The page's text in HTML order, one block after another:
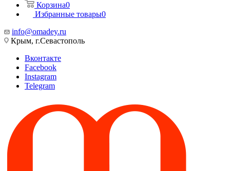
Корзина0
Избранные товары0
info@omadey.ru
Крым, г.Севастополь
Вконтакте
Facebook
Instagram
Telegram